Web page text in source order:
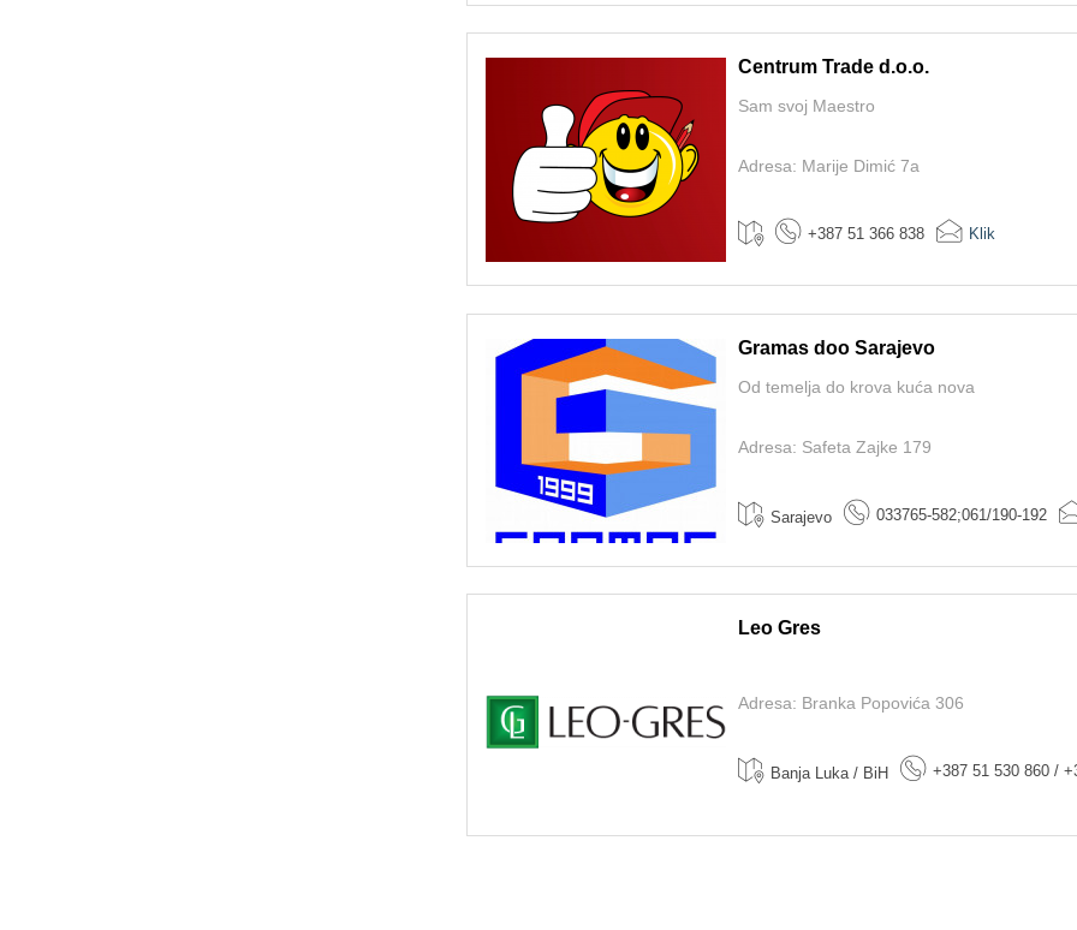
Centrum Trade d.o.o.
Sam svoj Maestro
Adresa: Marije Dimić 7a
+387 51 366 838 Klik
Gramas doo Sarajevo
Od temelja do krova kuća nova
Adresa: Safeta Zajke 179
Sarajevo 033765-582;061/190-192
Leo Gres
Adresa: Branka Popovića 306
Banja Luka / BiH +387 51 530 860 /